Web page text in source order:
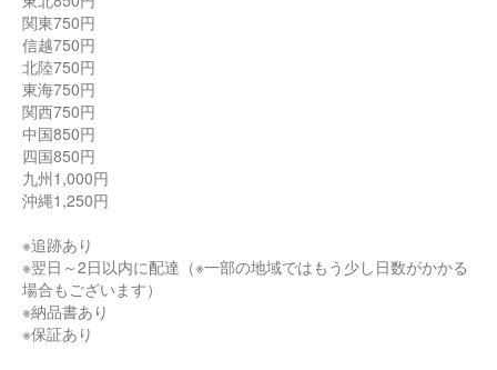
関東750円
信越750円
北陸750円
東海750円
関西750円
中国850円
四国850円
九州1,000円
沖縄1,250円
※追跡あり
※翌日～2日以内に配達（※一部の地域ではもう少し日数がかかる
場合もございます）
※納品書あり
※保証あり